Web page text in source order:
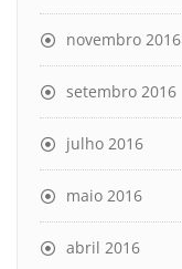
novembro 2016
setembro 2016
julho 2016
maio 2016
abril 2016